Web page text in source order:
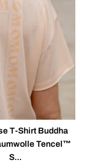
T-Shirt Buddha
Tencel™
S...